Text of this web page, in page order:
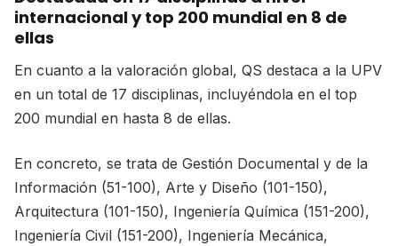
internacional y top 200 mundial en 8 de
ellas
En cuanto a la valoración global, QS destaca a la UPV
en un total de 17 disciplinas, incluyéndola en el top
200 mundial en hasta 8 de ellas.
En concreto, se trata de Gestión Documental y de la
Información (51-100), Arte y Diseño (101-150),
Arquitectura (101-150), Ingeniería Química (151-200),
Ingeniería Civil (151-200), Ingeniería Mecánica,